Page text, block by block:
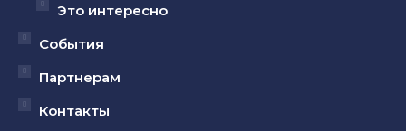
Это интересно
События
Партнерам
Контакты